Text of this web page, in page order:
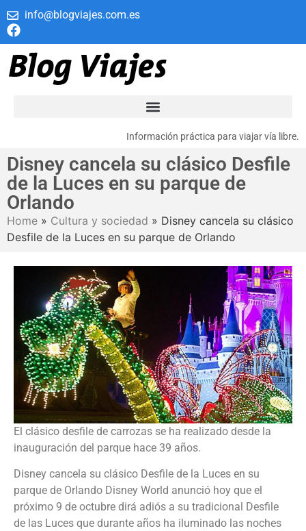
info@blogviajes.com.es
Información práctica para viajar vía libre.
Disney cancela su clásico Desfile
de la Luces en su parque de
Orlando
Home » Cultura y sociedad » Disney cancela su clásico
Desfile de la Luces en su parque de Orlando
El clásico desfile de carrozas se ha realizado desde la
inauguración del parque hace 39 años.
Disney cancela su clásico Desfile de la Luces en su
parque de Orlando Disney World anunció hoy que el
próximo 9 de octubre dirá adiós a su tradicional Desfile
de las Luces que durante años ha iluminado las noches